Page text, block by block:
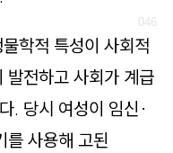
학적 특성이 사회적
발전하고 사회가 계급
. 당시 여성이 임신·
를 사용해 고된